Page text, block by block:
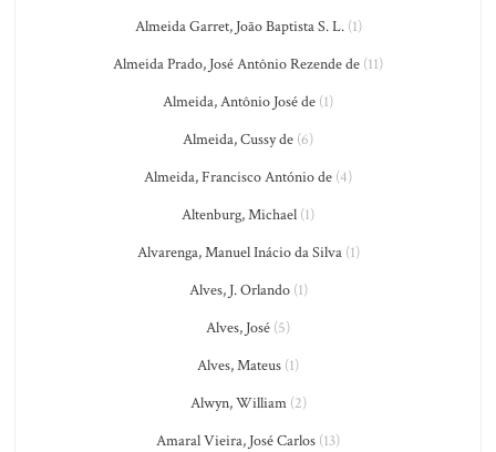
Almeida Garret, João Baptista S. L.(1)
Almeida Prado, José Antônio Rezende de (11)
Almeida, Antônio José de (1)
Almeida, Cussy de (6)
Almeida, Francisco António de (4)
Altenburg, Michael (1)
Alvarenga, Manuel Inácio da Silva(1)
Alves, J. Orlando(1)
Alves, José (5)
Alves, Mateus (1)
Alwyn, William(2)
Amaral Vieira, José Carlos (13)